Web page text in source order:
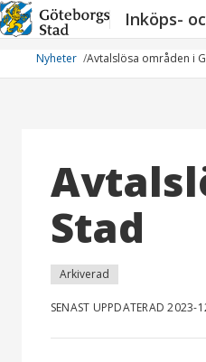
Hoppa
till
innehåll
Inköps-
Nyheter Avtalslösa områden i
Stad
Arkiverad
SENAST UPPDATERAD 2023-